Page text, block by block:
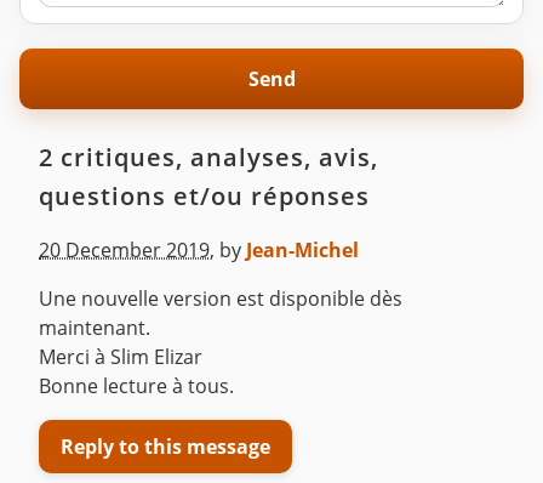
2 critiques, analyses, avis,
questions et/ou réponses
20 December 2019, byJean-Michel
Une nouvelle version est disponible dès
maintenant.
Merci à Slim Elizar
Bonne lecture à tous.
Reply to this message